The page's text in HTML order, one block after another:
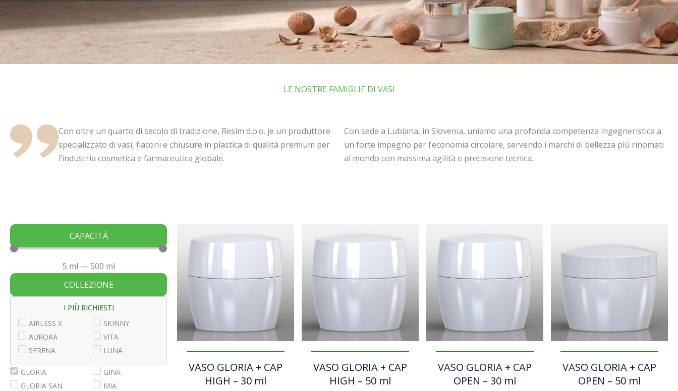
LE NOSTRE FAMIGLIE DI VASI
Con oltre un quarto di secolo di tradizione, Resim d.o.o. je un produttore
specializzato di vasi, flaconi e chiusure in plastica di qualità premium per
l’industria cosmetica e farmaceutica globale.
Con sede a Lubiana, in Slovenia, uniamo una profonda competenza ingegneristica a
un forte impegno per l’economia circolare, servendo i marchi di bellezza più rinomati
al mondo con massima agilità e precisione tecnica.
CAPACITÀ
5 ml —500 ml
COLLEZIONE
I PIÙ RICHIESTI
AIRLESS X
AURORA
SERENA
SKINNY
VITA
LUNA
GLORIA
GLORIA SAN
GINA
MIA
VASO GLORIA + CAP
HIGH – 30 ml
VASO GLORIA + CAP
HIGH – 50 ml
VASO GLORIA + CAP
OPEN – 30 ml
VASO GLORIA + CAP
OPEN – 50 ml